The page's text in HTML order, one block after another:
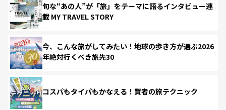
旬な“あの人”が「旅」をテーマに語るインタビュー連
載 MY TRAVEL STORY
今、こんな旅がしてみたい！地球の歩き方が選ぶ2026
年絶対行くべき旅先30
コスパもタイパもかなえる！賢者の旅テクニック